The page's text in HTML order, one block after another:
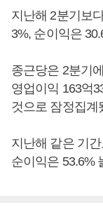
지난해 2분기보
3%, 순이익은
종근당은 2분기
영업이익 163억
것으로 잠정집계
지난해 같은 기
순이익은 53.6%